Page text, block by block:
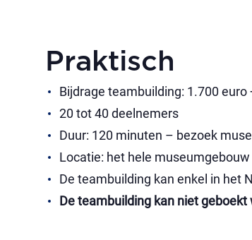
Praktisch
Bijdrage teambuilding: 1.700
20 tot 40 deelnemers
Duur: 120 minuten – bezoek
Locatie: het hele museumgebouw
De teambuilding kan enkel in het
De teambuilding kan niet